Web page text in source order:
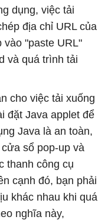
dụng, việc tải
địa chỉ URL của
vào "paste URL"
và quá trình tải
cho việc tải xuống
đặt Java applet để
Java là an toàn,
sổ pop-up và
thanh công cụ
cạnh đó, bạn phải
khác nhau khi quá
nghĩa này,